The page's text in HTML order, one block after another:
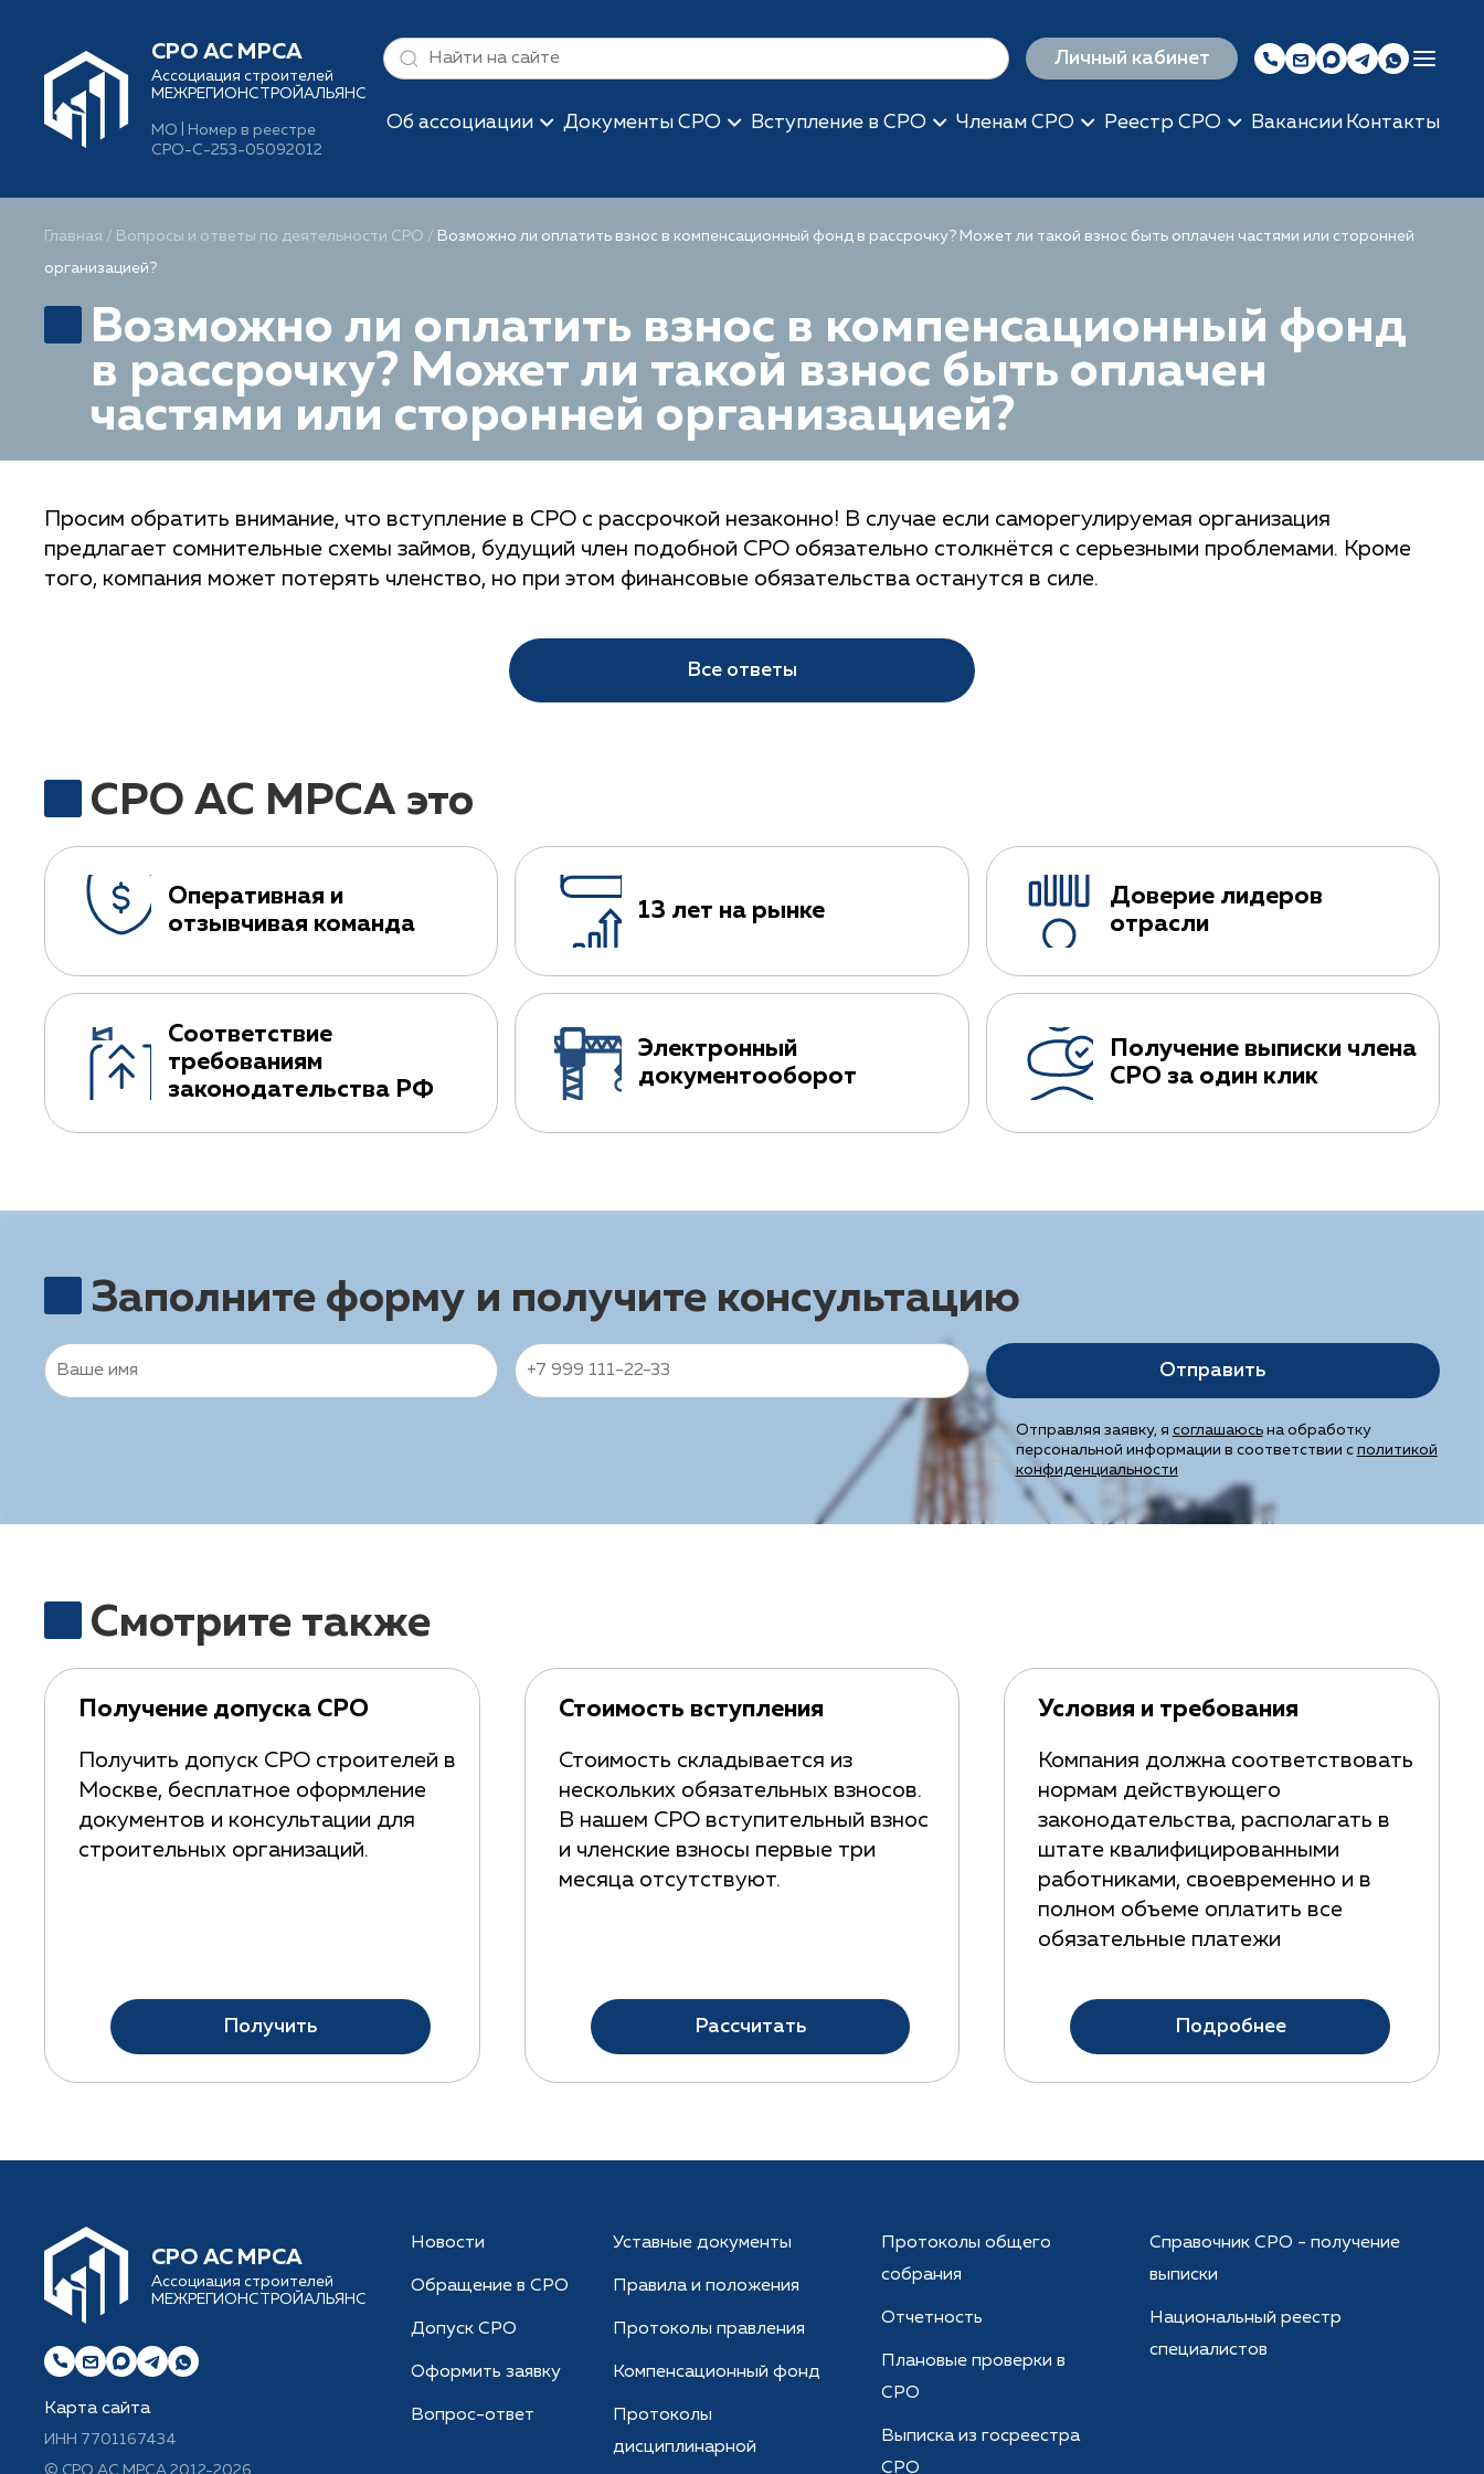
СРО АС МРСА
Ассоциация строителей
МЕЖРЕГИОНСТРОЙАЛЬЯНС
МО | Номер в реестре
СРО-С-253-05092012
Личный кабинет
Об ассоциации Документы СРО Вступление в СРО Членам СРО Реестр СРО Вакансии Контакты
Главная / Вопросы и ответы по деятельности СРО / Возможно ли оплатить взнос в компенсационный фонд в рассрочку? Может ли такой взнос быть оплачен частями или сторонней
организацией?
Возможно ли оплатить взнос в компенсационный фонд
в рассрочку? Может ли такой взнос быть оплачен
частями или сторонней организацией?
Просим обратить внимание, что вступление в СРО с рассрочкой незаконно! В случае если саморегулируемая организация
предлагает сомнительные схемы займов, будущий член подобной СРО обязательно столкнётся с серьезными проблемами. Кроме
того, компания может потерять членство, но при этом финансовые обязательства останутся в силе.
Все ответы
СРО АС МРСА это
Оперативная и
отзывчивая команда
13 лет на рынке
Доверие лидеров
отрасли
Соответствие
требованиям
законодательства РФ
Электронный
документооборот
Получение выписки члена
СРО за один клик
Заполните форму и получите консультацию
Отправить
Отправляя заявку, я соглашаюсьна обработку
персональной информации в соответствии с политикой
конфиденциальности
Смотрите также
Получение допуска СРО
Получить допуск СРО строителей в
Москве, бесплатное оформление
документов и консультации для
строительных организаций.
Получить
Стоимость вступления
Стоимость складывается из
нескольких обязательных взносов.
В нашем СРО вступительный взнос
и членские взносы первые три
месяца отсутствуют.
Рассчитать
Условия и требования
Компания должна соответствовать
нормам действующего
законодательства, располагать в
штате квалифицированными
работниками, своевременно и в
полном объеме оплатить все
обязательные платежи
Подробнее
CРО АС МРСА
Ассоциация строителей
МЕЖРЕГИОНСТРОЙАЛЬЯНС
Карта сайта
ИНН 7701167434
© CРО АС МРСА 2012-2026
Новости
Обращение в СРО
Допуск СРО
Оформить заявку
Вопрос-ответ
Уставные документы
Правила и положения
Протоколы правления
Компенсационный фонд
Протоколы
дисциплинарной
Протоколы общего
собрания
Отчетность
Плановые проверки в
СРО
Выписка из госреестра
СРО
Справочник СРО - получение
выписки
Национальный реестр
специалистов